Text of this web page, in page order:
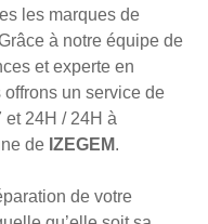
les marques de
à notre équipe de
et experte en
un service de
et 24H / 24H à
de IZEGEM.
de votre